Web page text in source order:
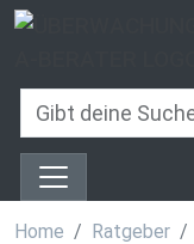
Direkt zum Inhalt
Home Ratgeber